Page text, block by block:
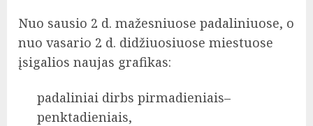
Nuo sausio 2 d. mažesniuose padaliniuose, o
nuo vasario 2 d. didžiuosiuose miestuose
įsigalios naujas grafikas:
padaliniai dirbs pirmadieniais–
penktadieniais,